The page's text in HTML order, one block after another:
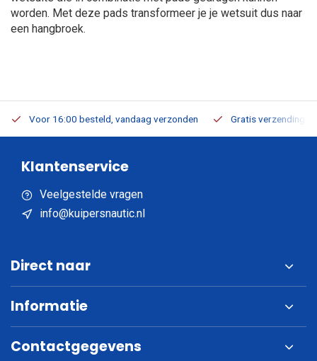
worden. Met deze pads transformeer je je wetsuit dus naar
een hangbroek.
Voor 16:00 besteld, vandaag verzonden Gratis verzending
Klantenservice
Veelgestelde vragen
info@kuipersnautic.nl
Direct naar
Informatie
Contactgegevens